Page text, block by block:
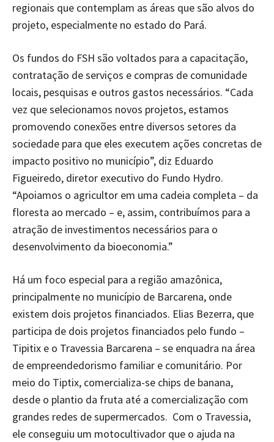
regionais que contemplam as áreas que são alvos do
projeto, especialmente no estado do Pará.
Os fundos do FSH são voltados para a capacitação,
contratação de serviços e compras de comunidade
locais, pesquisas e outros gastos necessários. “Cada
vez que selecionamos novos projetos, estamos
promovendo conexões entre diversos setores da
sociedade para que eles executem ações concretas de
impacto positivo no município”, diz Eduardo
Figueiredo, diretor executivo do Fundo Hydro.
“Apoiamos o agricultor em uma cadeia completa – da
floresta ao mercado – e, assim, contribuímos para a
atração de investimentos necessários para o
desenvolvimento da bioeconomia.”
Há um foco especial para a região amazônica,
principalmente no município de Barcarena, onde
existem dois projetos financiados. Elias Bezerra, que
participa de dois projetos financiados pelo fundo –
Tipitix e o Travessia Barcarena – se enquadra na área
de empreendedorismo familiar e comunitário. Por
meio do Tiptix, comercializa-se chips de banana,
desde o plantio da fruta até a comercialização com
grandes redes de supermercados. Com o Travessia,
ele conseguiu um motocultivador que o ajuda na